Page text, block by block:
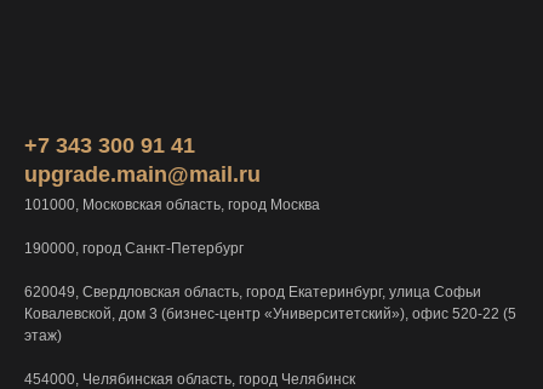
+7 343 300 91 41
upgrade.main@mail.ru
101000, Московская область, город Москва
190000, город Санкт-Петербург
620049, Свердловская область, город Екатеринбург, улица Софьи
Ковалевской, дом 3 (бизнес-центр «Университетский»), офис 520-22 (5
этаж)
454000, Челябинская область, город Челябинск